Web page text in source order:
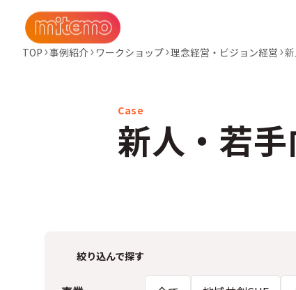
TOP 事例紹介 ワークショップ 理念経営・ビジョン経営
新人・若
絞り込んで探す